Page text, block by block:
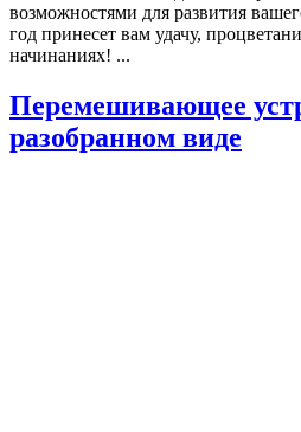
возможностями для развития
год принесет вам удачу,
начинаниях! ...
Перемешивающее
разобранном виде